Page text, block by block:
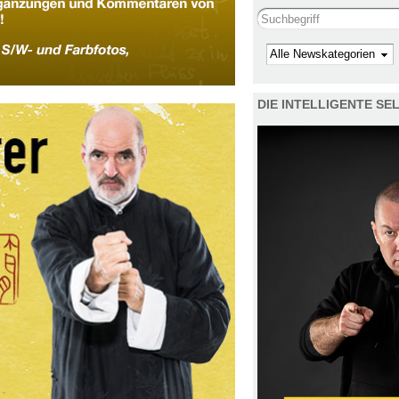
Search this site
Kategorie
DIE INTELLIGENTE